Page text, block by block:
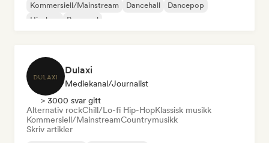
Kommersiell/Mainstream
Dancehall
Dancepop
Hip-hop
Pop-soul
Dulaxi
Mediekanal/journalist
> 3000 svar gitt
Alternativ rockChill/Lo-fi Hip-HopKlassisk musikk
Kommersiell/MainstreamCountrymusikk
Skriv artikler